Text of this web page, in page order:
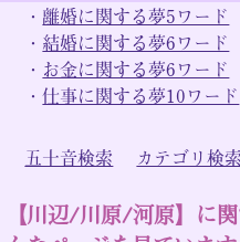
・ 離婚に関する夢5ワード
・ 結婚に関する夢6ワード
・ お金に関する夢6ワード
・仕事に関する夢10ワード
五十音検索 カテゴリ検索
【川辺/川原/河原】に